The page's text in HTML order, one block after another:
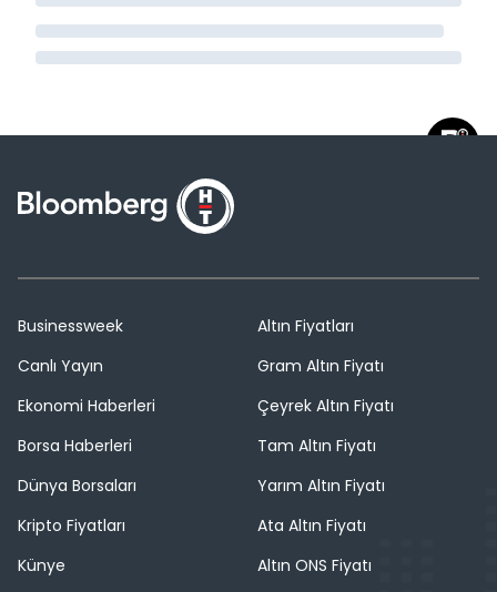
Businessweek
Canlı Yayın
Ekonomi Haberleri
Borsa Haberleri
Dünya Borsaları
Kripto Fiyatları
Künye
Altın Fiyatları
Gram Altın Fiyatı
Çeyrek Altın Fiyatı
Tam Altın Fiyatı
Yarım Altın Fiyatı
Ata Altın Fiyatı
Altın ONS Fiyatı